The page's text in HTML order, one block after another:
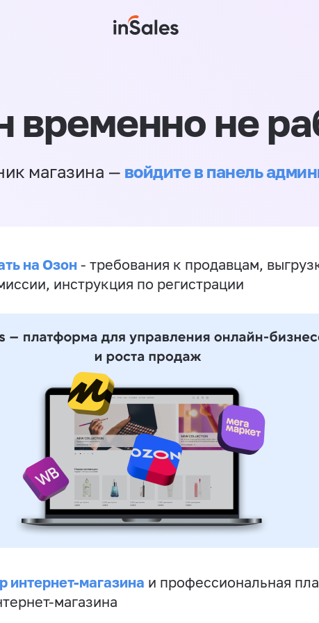
временно не
магазина — войдите в панель
на Озон - требования к продавцам,
инструкция по регистрации
интернет-магазина и профессиональная
магазина